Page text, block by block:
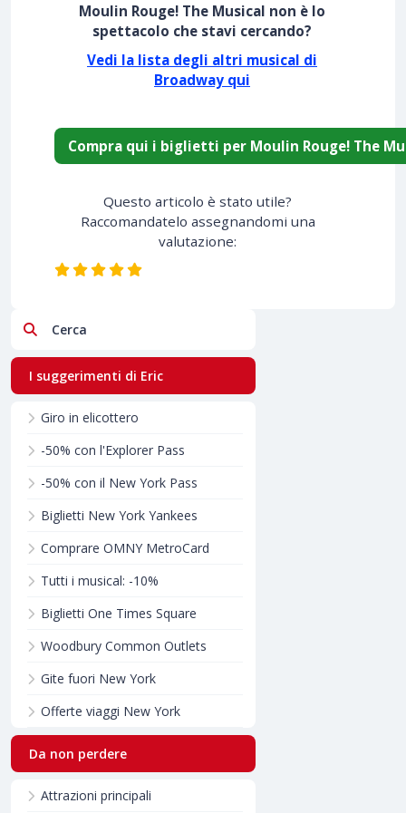
Moulin Rouge! The Musical non è lo
spettacolo che stavi cercando?
Vedi la lista degli altri musical di
Broadway qui
Compra qui i biglietti per Moulin Rouge! The
Questo articolo è stato utile?
Raccomandatelo assegnandomi una
valutazione:
Cerca
I suggerimenti di Eric
Giro in elicottero
-50% con l'Explorer Pass
-50% con il New York Pass
Biglietti New York Yankees
Comprare OMNY MetroCard
Tutti i musical: -10%
Biglietti One Times Square
Woodbury Common Outlets
Gite fuori New York
Offerte viaggi New York
Da non perdere
Attrazioni principali